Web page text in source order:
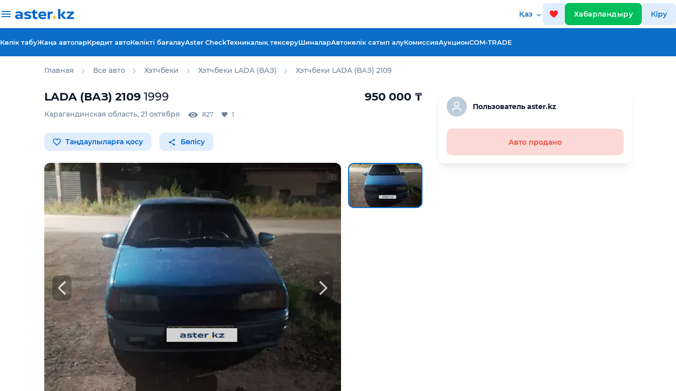
Қаз Хабарландыру Кіру
Көлік табуЖаңа автоларКредит автоКөлікті бағалауAster CheckТехникалық тексеруШиналарАвтокөлік сатып алуКомиссияАукционCOM-TRADE
Главная Все авто Хэтчбеки Хэтчбеки LADA (ВАЗ) Хэтчбеки LADA (ВАЗ) 2109
LADA (ВАЗ) 2109 1999 950 000 ₸
Карагандинская область, 21 октября 827 1
Таңдаулыларға қосу Бөлісу
Пользователь aster.kz
Авто продано